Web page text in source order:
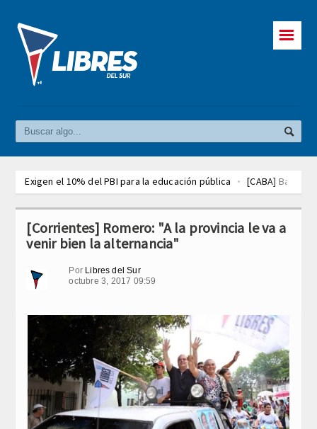
☰
Exigen el 10% del PBI para la educación pública
[CABA] Barrios
[Corrientes] Romero: "A la provincia le va a
venir bien la alternancia"
Por Libres del Sur
octubre 3, 2017 09:59